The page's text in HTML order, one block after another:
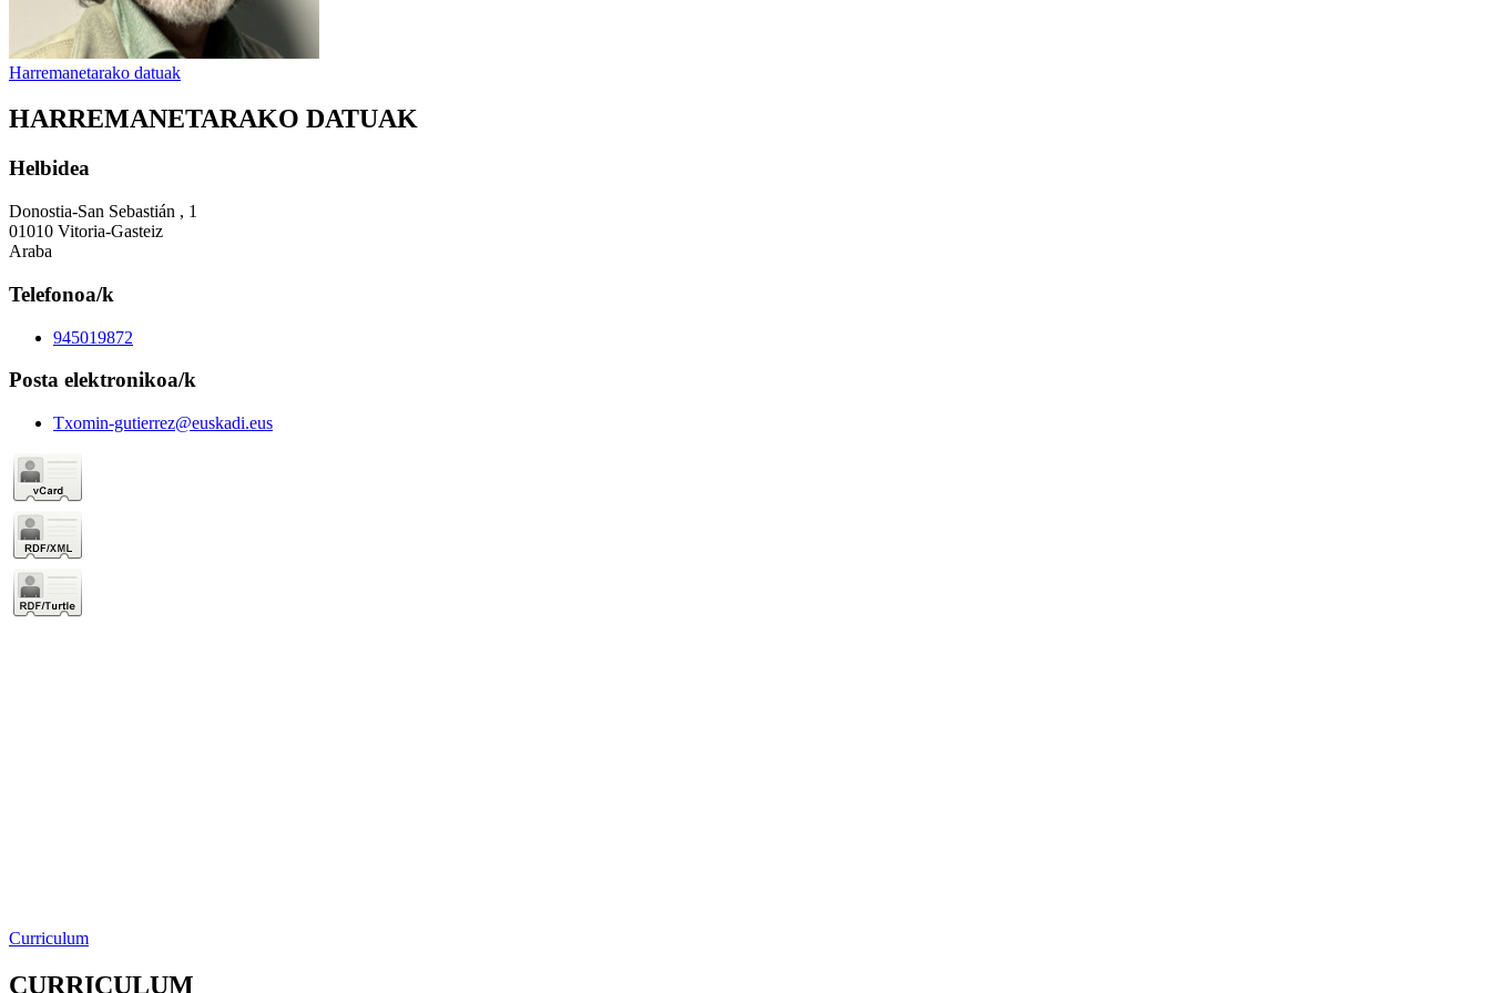
Harremanetarako datuak
HARREMANETARAKO DATUAK
Helbidea
Donostia-San Sebastián , 1
01010 Vitoria-Gasteiz
Araba
Telefonoa/k
945019872
Posta elektronikoa/k
Txomin-gutierrez@euskadi.eus
Curriculum
CURRICULUM